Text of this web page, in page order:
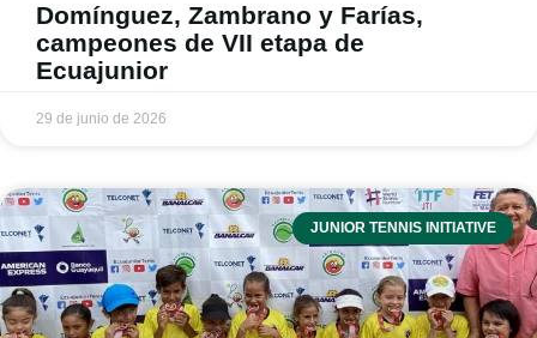
Domínguez, Zambrano y Farías,
campeones de VII etapa de
Ecuajunior
29 de junio de 2026
JUNIOR TENNIS INITIATIVE